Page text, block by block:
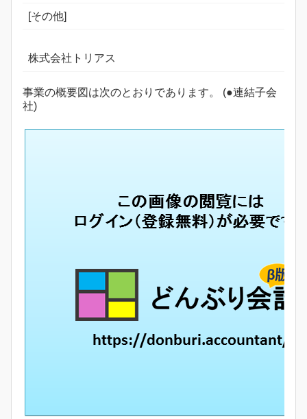
[その他]
株式会社トリアス
事業の概要図は次のとおりであります。 (●連結子会
社)